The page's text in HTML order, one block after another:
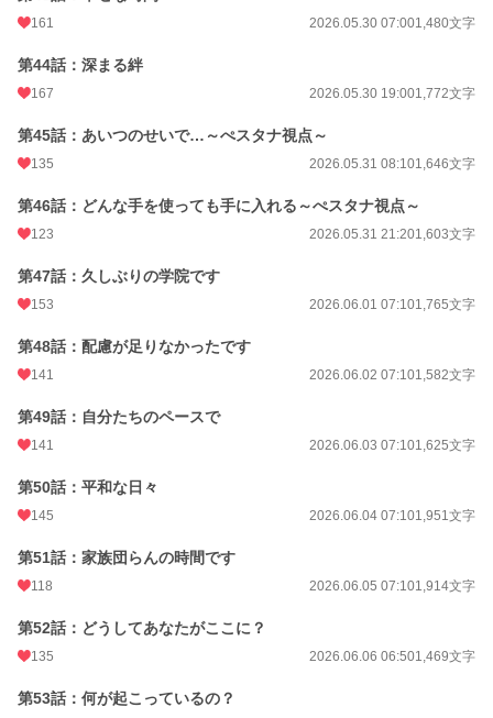
161 2026.05.30 07:001,480文字
第44話：深まる絆
167 2026.05.30 19:001,772文字
第45話：あいつのせいで…～ぺスタナ視点～
135 2026.05.31 08:101,646文字
第46話：どんな手を使っても手に入れる～ぺスタナ視点～
123 2026.05.31 21:201,603文字
第47話：久しぶりの学院です
153 2026.06.01 07:101,765文字
第48話：配慮が足りなかったです
141 2026.06.02 07:101,582文字
第49話：自分たちのペースで
141 2026.06.03 07:101,625文字
第50話：平和な日々
145 2026.06.04 07:101,951文字
第51話：家族団らんの時間です
118 2026.06.05 07:101,914文字
第52話：どうしてあなたがここに？
135 2026.06.06 06:501,469文字
第53話：何が起こっているの？